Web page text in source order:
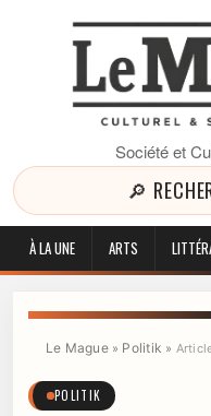
Société et
🔎
À LA UNE ARTS
Le Mague» Politik »
POLITIK